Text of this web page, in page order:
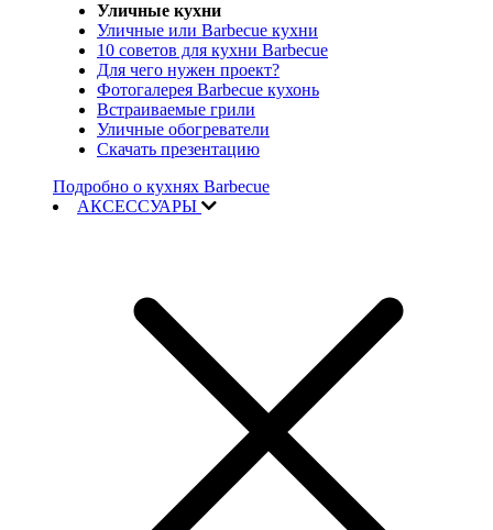
Уличные кухни
Уличные или Barbecue кухни
10 советов для кухни Barbecue
Для чего нужен проект?
Фотогалерея Barbecue кухонь
Встраиваемые грили
Уличные обогреватели
Скачать презентацию
Подробно о кухнях Barbecue
АКСЕССУАРЫ